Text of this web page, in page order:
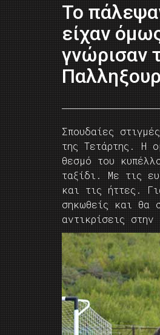
Το
είχαν
γνώρισαν
Σπουδαίες
της Τετάρτης. Η
θεσμό του
ταξίδι. Με τις
και τις ήττες.
σηκωθείς και θα
αντικρίσεις